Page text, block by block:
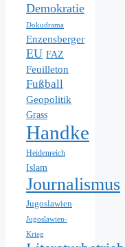
Demokratie
Dokudrama
Enzensberger
EU FAZ
Feuilleton
Fußball
Geopolitik
Grass
Handke
Heidenreich
Islam
Journalismus
Jugoslawien
Jugoslawien-
Krieg